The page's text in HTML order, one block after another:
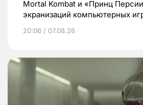
Mortal Kombat и «Принц
экранизаций компьютерных
20:06 / 07.08.26